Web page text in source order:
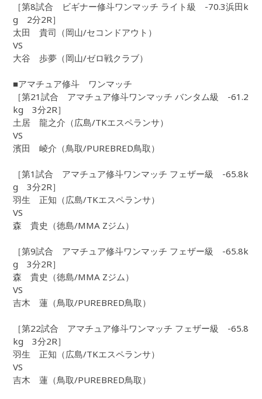
［第8試合 ビギナー修斗ワンマッチ ライト級 -70.3浜田k
g 2分2R］
太田 貴司（岡山/セコンドアウト）
VS
大谷 歩夢（岡山/ゼロ戦クラブ）
■アマチュア修斗 ワンマッチ
［第21試合 アマチュア修斗ワンマッチ バンタム級 -61.2
kg 3分2R］
土居 龍之介（広島/TKエスペランサ）
VS
濱田 崚介（鳥取/PUREBRED鳥取）
［第1試合 アマチュア修斗ワンマッチ フェザー級 -65.8k
g 3分2R］
羽生 正知（広島/TKエスペランサ）
VS
森 貴史（徳島/MMA Zジム）
［第9試合 アマチュア修斗ワンマッチ フェザー級 -65.8k
g 3分2R］
森 貴史（徳島/MMA Zジム）
VS
吉木 蓮（鳥取/PUREBRED鳥取）
［第22試合 アマチュア修斗ワンマッチ フェザー級 -65.8
kg 3分2R］
羽生 正知（広島/TKエスペランサ）
VS
吉木 蓮（鳥取/PUREBRED鳥取）